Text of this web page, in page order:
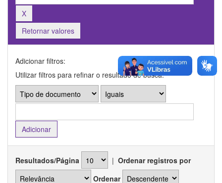
Retornar valores
Adicionar filtros:
Utilizar filtros para refinar o resultado de busca.
Resultados/Página | Ordenar registros por
Ordenar